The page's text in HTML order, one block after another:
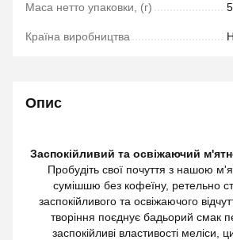
Маса нетто упаковки, (г)
Країна виробництва
Опис
Заспокійливий та освіжаючий
Пробудіть свої почуття з нашою
сумішшю без кофеїну, ретельно
заспокійливого та освіжаючого
творіння поєднує бадьорий смак
заспокійливі властивості меліси,